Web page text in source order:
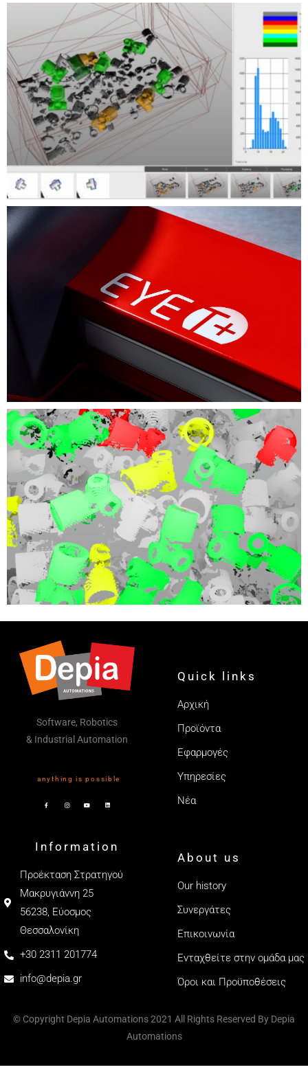
Software, Robotics
& Industrial Automation
anything is possible
Quick links
Αρχική
Προϊόντα
Εφαρμογές
Υπηρεσίες
Νέα
Information
Προέκταση Στρατηγού
Μακρυγιάννη 25
56238, Εύοσμος
Θεσσαλονίκη
+30 2311 201774
info@depia.gr
About us
Our history
Συνεργάτες
Επικοινωνία
Ενταχθείτε στην ομάδα μας
Όροι και Προϋποθέσεις
© Copyright Depia Automations 2021 All Rights Reserved By Depia
Automations